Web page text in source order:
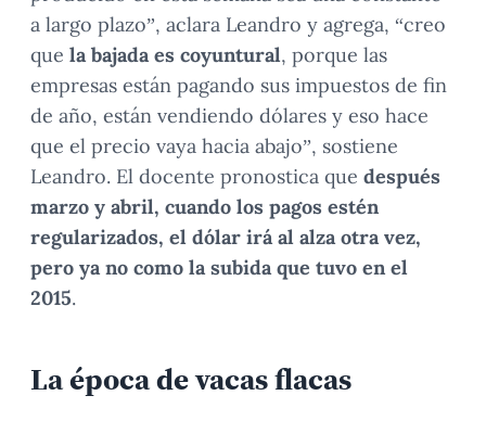
a largo plazo”, aclara Leandro y agrega, “creo
que la bajada es coyuntural, porque las
empresas están pagando sus impuestos de fin
de año, están vendiendo dólares y eso hace
que el precio vaya hacia abajo”, sostiene
Leandro. El docente pronostica que después
marzo y abril, cuando los pagos estén
regularizados, el dólar irá al alza otra vez,
pero ya no como la subida que tuvo en el
2015.
La época de vacas flacas